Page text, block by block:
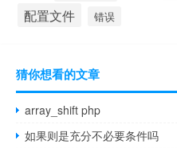
配置文件 错误
猜你想看的文章
array_shift php
如果则是充分不必要条件吗